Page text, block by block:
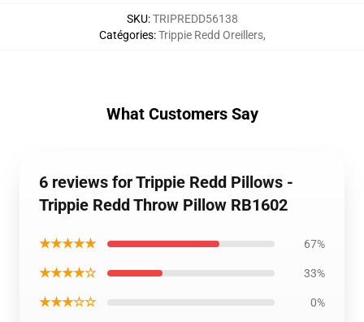
SKU:TRIPREDD56138
Catégories:Trippie Redd Oreillers,
What Customers Say
6 reviews for Trippie Redd Pillows -
Trippie Redd Throw Pillow RB1602
★★★★★ 67%
★★★★☆ 33%
★★★☆☆ 0%